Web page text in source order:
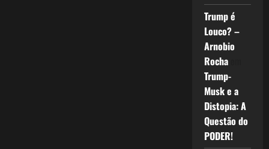
Trump é
Louco? –
Arnobio
Rochaem
Trump-
Musk e a
Distopia: A
Questão do
PODER!